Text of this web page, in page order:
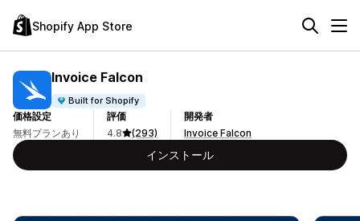
Shopify App Store
Invoice Falcon
Built for Shopify
価格設定
無料プランあり
評価
4.8
(293)
開発者
Invoice Falcon
インストール